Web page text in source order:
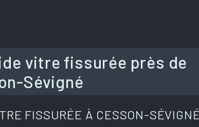
vitre fissurée près de
Sévigné
FISSURÉE À CESSON-SÉVIGNÉ